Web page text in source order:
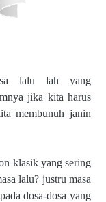
lalu lah yang
jika kita harus
membunuh janin
klasik yang sering
lalu? justru masa
dosa-dosa yang